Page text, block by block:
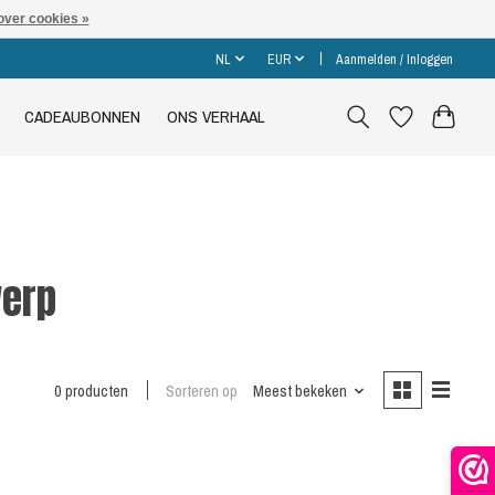
NL EUR Aanmelden / Inloggen
CADEAUBONNEN ONS VERHAAL
0 producten Sorteren op Meest bekeken
cookies »